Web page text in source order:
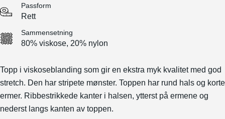
Passform
Rett
Sammensetning
80% viskose, 20% nylon
Topp i viskoseblanding som gir en ekstra myk kvalitet med god
stretch. Den har stripete mønster. Toppen har rund hals og korte
ermer. Ribbestrikkede kanter i halsen, ytterst på ermene og
nederst langs kanten av toppen.